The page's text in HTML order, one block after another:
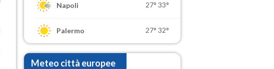
Napoli 27° 33°
Palermo 27° 32°
Meteo città europee